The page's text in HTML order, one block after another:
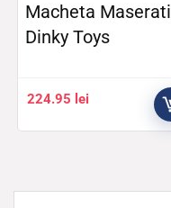
Macheta Maserati
Dinky Toys
224.95 lei